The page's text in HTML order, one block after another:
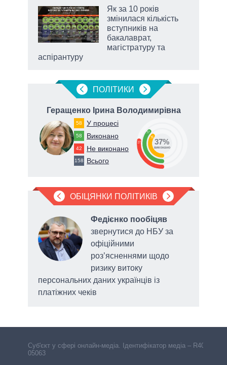
Як за 10 років
змінилася кількість
вступників на
бакалаврат,
магістратуру та
аспірантуру
ПОЛIТИКИ
Геращенко Ірина Володимирівна
58 У процесі
58 Виконано
42 Не виконано
158 Всього
27
37
36
37%
виконано
ОБІЦЯНКИ ПОЛІТИКІВ
Федієнко пообіцяв
звернутися до НБУ за
офіційними
роз’ясненнями щодо
ризику витоку
персональних даних українців із
платіжних чеків
Cуб'єкт у сфері онлайн-медіа. Ідентифікатор медіа – R40-
05063